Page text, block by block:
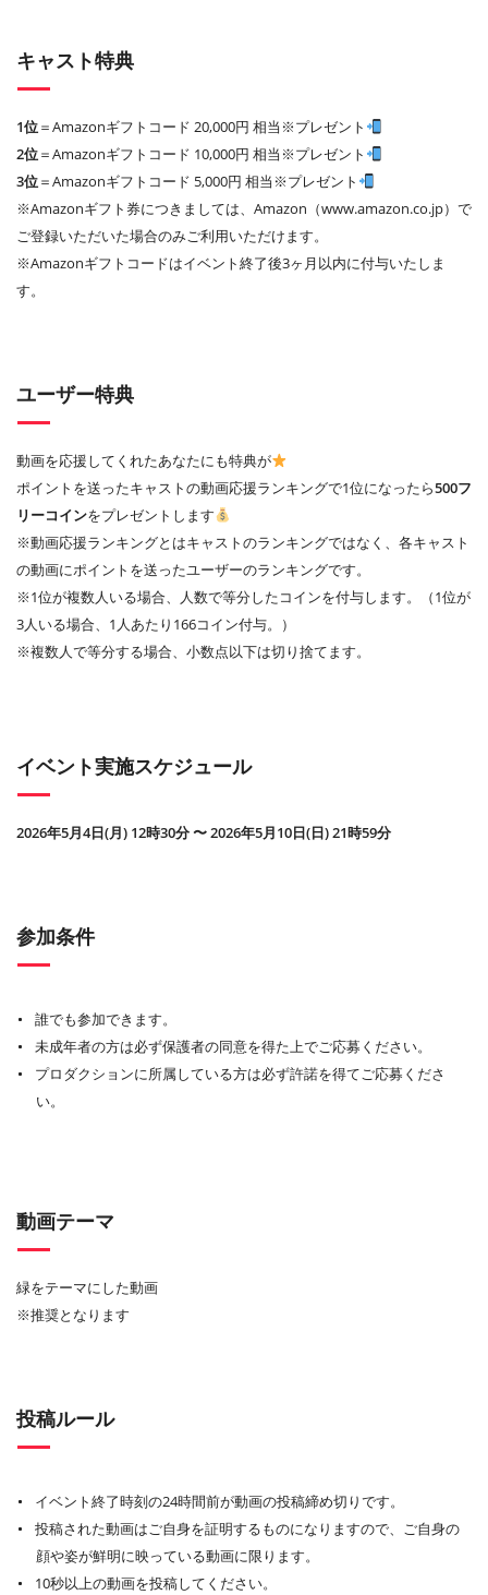
キャスト特典
1位＝Amazonギフトコード 20,000円 相当※プレゼント
2位＝Amazonギフトコード 10,000円 相当※プレゼント
3位＝Amazonギフトコード 5,000円 相当※プレゼント
※Amazonギフト券につきましては、Amazon（www.amazon.co.jp）で
ご登録いただいた場合のみご利用いただけます。
※Amazonギフトコードはイベント終了後3ヶ月以内に付与いたしま
す。
ユーザー特典
動画を応援してくれたあなたにも特典が
ポイントを送ったキャストの動画応援ランキングで1位になったら500フ
リーコインをプレゼントします
※動画応援ランキングとはキャストのランキングではなく、各キャスト
の動画にポイントを送ったユーザーのランキングです。
※1位が複数人いる場合、人数で等分したコインを付与します。（1位が
3人いる場合、1人あたり166コイン付与。）
※複数人で等分する場合、小数点以下は切り捨てます。
イベント実施スケジュール
2026年5月4日(月) 12時30分 〜 2026年5月10日(日) 21時59分
参加条件
誰でも参加できます。
未成年者の方は必ず保護者の同意を得た上でご応募ください。
プロダクションに所属している方は必ず許諾を得てご応募くださ
い。
動画テーマ
緑をテーマにした動画
※推奨となります
投稿ルール
イベント終了時刻の24時間前が動画の投稿締め切りです。
投稿された動画はご自身を証明するものになりますので、ご自身の
顔や姿が鮮明に映っている動画に限ります。
10秒以上の動画を投稿してください。